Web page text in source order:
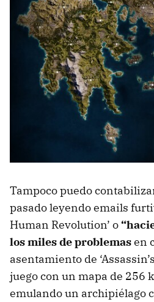
Tampoco puedo
pasado leyendo emails
Human Revolution’ o
los miles de problemasen
asentamiento de
juego con un mapa de 256
emulando un archipiélago